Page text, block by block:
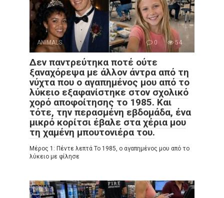
ANIMALS 0 54
Δεν παντρεύτηκα ποτέ ούτε
ξαναχόρεψα με άλλον άντρα από τη
νύχτα που ο αγαπημένος μου από το
λύκειο εξαφανίστηκε στον σχολικό
χορό αποφοίτησης το 1985. Και
τότε, την περασμένη εβδομάδα, ένα
μικρό κορίτσι έβαλε στα χέρια μου
τη χαμένη μπουτονιέρα του.
Μέρος 1: Πέντε λεπτά Το 1985, ο αγαπημένος μου από το
λύκειο με φίλησε